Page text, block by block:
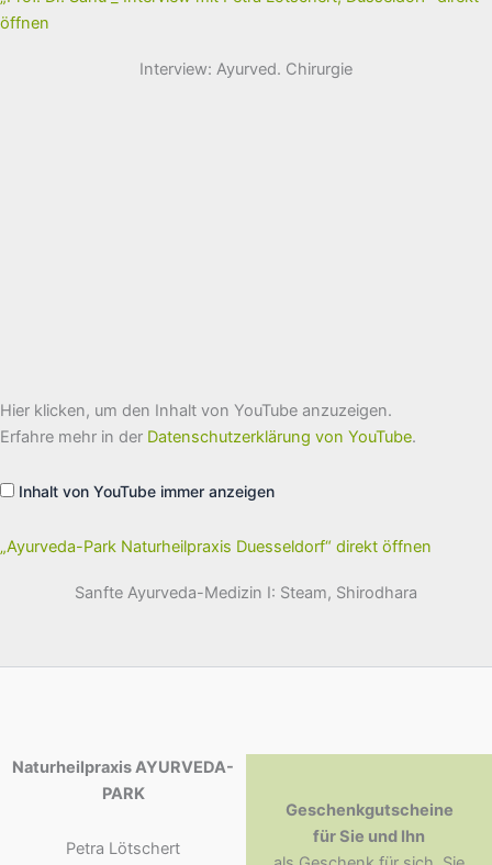
YouTube
anzeigen
öffnen
Interview: Ayurved. Chirurgie
„Ayurveda-
Park
Naturheilpraxis
YouTube
anzeigen
Hier klicken, um den Inhalt von YouTube anzuzeigen.
Erfahre mehr in der Datenschutzerklärung von YouTube.
Inhalt von YouTube immer anzeigen
„Ayurveda-Park Naturheilpraxis Duesseldorf“ direkt öffnen
Sanfte Ayurveda-Medizin I: Steam, Shirodhara
Naturheilpraxis AYURVEDA-
PARK
Petra Lötschert
Geschenkgutscheine
für Sie und Ihn